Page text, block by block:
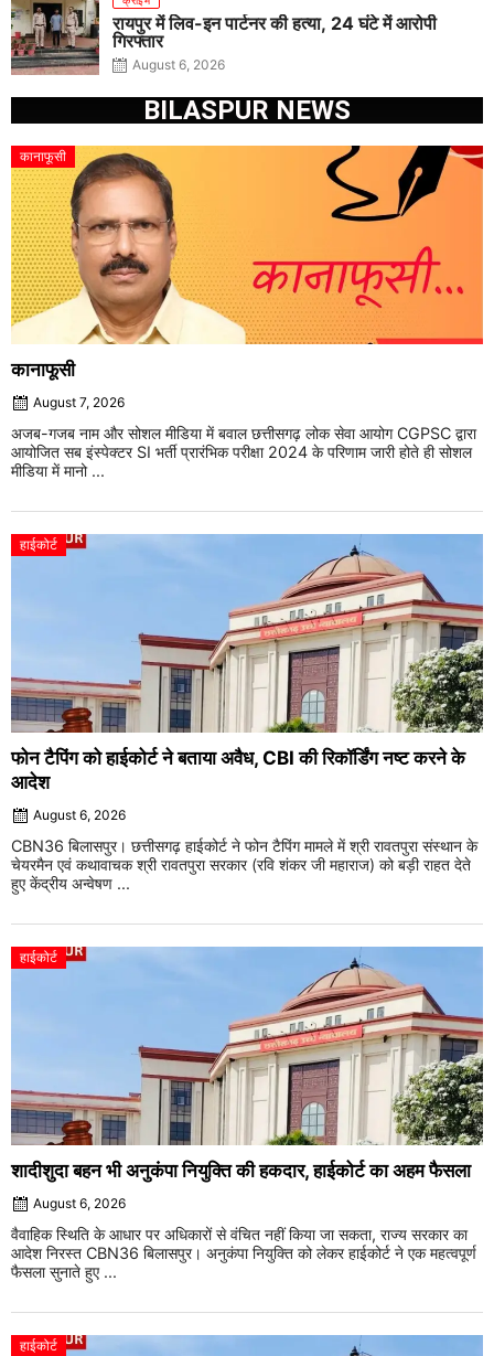
रायपुर में लिव-इन पार्टनर की हत्या, 24 घंटे में आरोपी
गिरफ्तार
August 6, 2026
BILASPUR NEWS
कानाफूसी
कानाफूसी
August 7, 2026
अजब-गजब नाम और सोशल मीडिया में बवाल छत्तीसगढ़ लोक सेवा आयोग CGPSC द्वारा
आयोजित सब इंस्पेक्टर SI भर्ती प्रारंभिक परीक्षा 2024 के परिणाम जारी होते ही सोशल
मीडिया में मानो ...
हाईकोर्ट
फोन टैपिंग को हाईकोर्ट ने बताया अवैध, CBI की रिकॉर्डिंग नष्ट करने के
आदेश
August 6, 2026
CBN36 बिलासपुर। छत्तीसगढ़ हाईकोर्ट ने फोन टैपिंग मामले में श्री रावतपुरा संस्थान के
चेयरमैन एवं कथावाचक श्री रावतपुरा सरकार (रवि शंकर जी महाराज) को बड़ी राहत देते
हुए केंद्रीय अन्वेषण ...
हाईकोर्ट
शादीशुदा बहन भी अनुकंपा नियुक्ति की हकदार, हाईकोर्ट का अहम फैसला
August 6, 2026
वैवाहिक स्थिति के आधार पर अधिकारों से वंचित नहीं किया जा सकता, राज्य सरकार का
आदेश निरस्त CBN36 बिलासपुर। अनुकंपा नियुक्ति को लेकर हाईकोर्ट ने एक महत्वपूर्ण
फैसला सुनाते हुए ...
हाईकोर्ट